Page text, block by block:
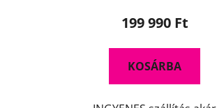
átlagos
5-
ből
199 990 Ft
KOSÁRBA